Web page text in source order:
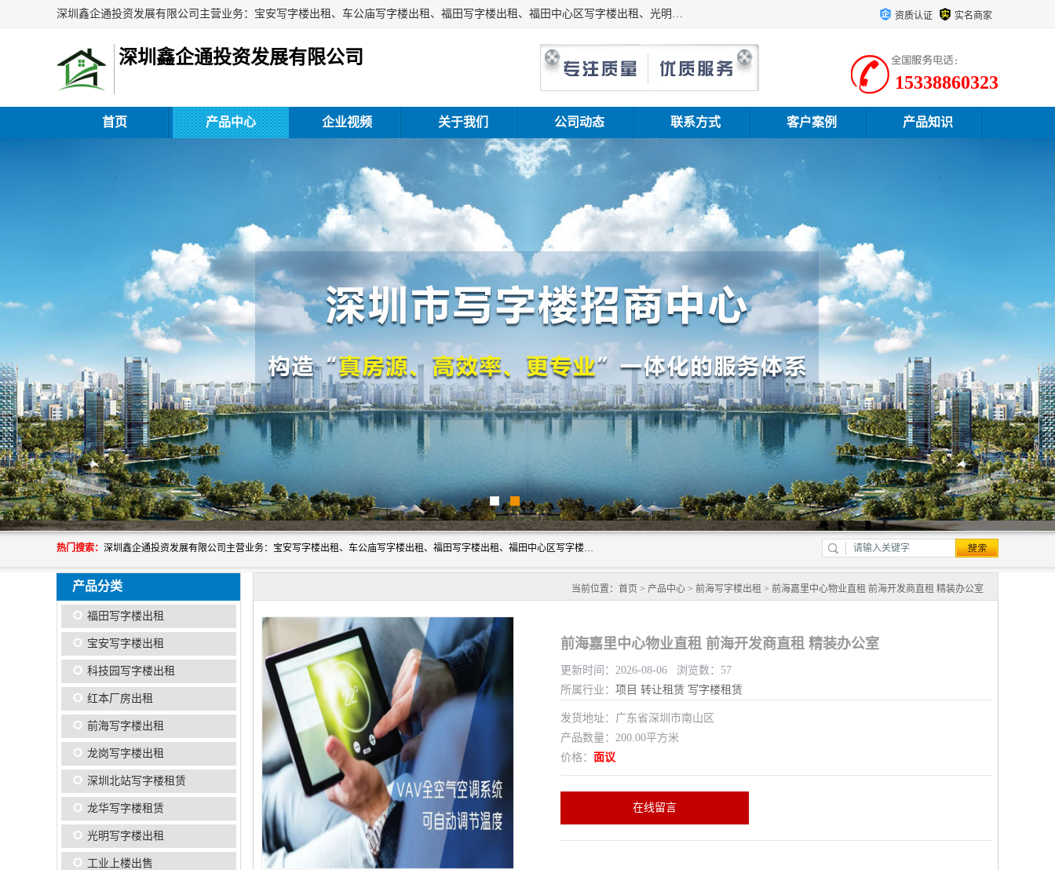
深圳鑫企通投资发展有限公司主营业务：宝安写字楼出租、车公庙写字楼出租、福田写字楼出租、福田中心区写字楼出租、光明写字楼出租、后海写字楼出租、科技园写字楼出租、南山写字楼出租等。公司专注为写字楼提供整体解决方案的化服务，依托于长期的写字楼线下运营经验和积累，以及丰富的互联网从业经验，拥有完善的服务架构体系、丰富的行业经验、与充分的销售资源。 资质认证 实名商家
深圳鑫企通投资发展有限公司
15338860323
首页 产品中心 企业视频 关于我们 公司动态 联系方式 客户案例 产品知识
热门搜索： 深圳鑫企通投资发展有限公司主营业务：宝安写字楼出租、车公庙写字楼出租、福田写字楼出租、福田中心区写字楼出租、光明写字楼出租、后海写字楼出租、科技园写字楼出租、南山写字楼出租等。公司专注为写字楼提供整体解决方案的化服务，依托于长期的写字楼线下运营经验和积累，以及丰富的互联网从业经验，拥有完善的服务架构体系、丰富的行业经验、与充分的销售资源。
产品分类
福田写字楼出租
宝安写字楼出租
科技园写字楼出租
红本厂房出租
前海写字楼出租
龙岗写字楼出租
深圳北站写字楼租赁
龙华写字楼租赁
光明写字楼出租
工业上楼出售
当前位置： 首页 > 产品中心 > 前海写字楼出租 > 前海嘉里中心物业直租 前海开发商直租 精装办公室
前海嘉里中心物业直租 前海开发商直租 精装办公室
更新时间：2026-08-06 浏览数：57
所属行业： 项目 转让租赁 写字楼租赁
发货地址：广东省深圳市南山区
产品数量：200.00平方米
价格： 面议
在线留言